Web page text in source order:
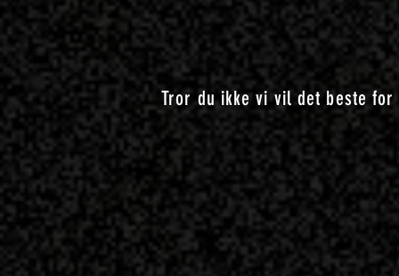
Tror du ikke vi vil det beste for